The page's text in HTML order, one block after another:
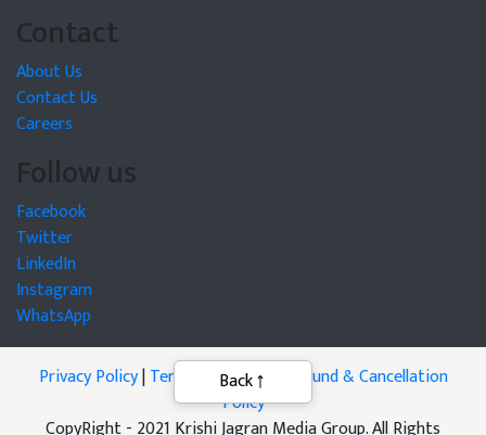
Contact
About Us
Contact Us
Careers
Follow us
Facebook
Twitter
LinkedIn
Instagram
WhatsApp
Privacy Policy|Terms of Service
Refund & Cancellation
Policy
CopyRight - 2021 Krishi Jagran Media Group. All Rights
Back